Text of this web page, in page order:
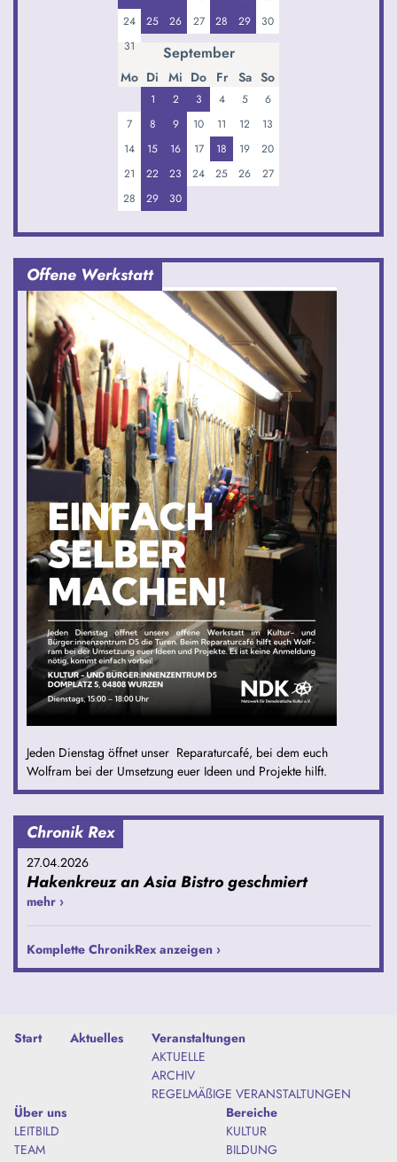
24
25 26 27 28 29
30
31
September
Mo Di Mi Do Fr Sa So
1 2 3 4 5
6
7
8 9 10 11 12
13
14
15 16 17 18 19
20
21
22 23 24 25 26
27
28
29 30
Offene Werkstatt
Jeden Dienstag öffnet unser Reparaturcafé, bei dem euch
Wolfram bei der Umsetzung euer Ideen und Projekte hilft.
Chronik Rex
27.04.2026
Hakenkreuz an Asia Bistro geschmiert
mehr ›
Komplette ChronikRex anzeigen ›
Start Aktuelles
Veranstaltungen
AKTUELLE
ARCHIV
REGELMÄßIGE VERANSTALTUNGEN
Über uns
LEITBILD
TEAM
Bereiche
KULTUR
BILDUNG